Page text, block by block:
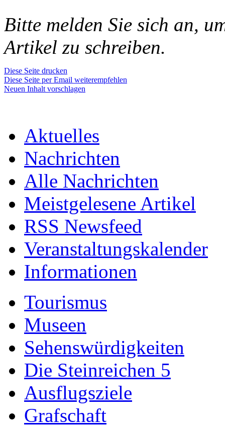
Bitte melden Sie sich an,
Artikel zu schreiben.
Diese Seite drucken
Diese Seite per Email weiterempfehlen
Neuen Inhalt vorschlagen
Aktuelles
Nachrichten
Alle Nachrichten
Meistgelesene Artikel
RSS Newsfeed
Veranstaltungskalender
Informationen
Tourismus
Museen
Sehenswürdigkeiten
Die Steinreichen 5
Ausflugsziele
Grafschaft